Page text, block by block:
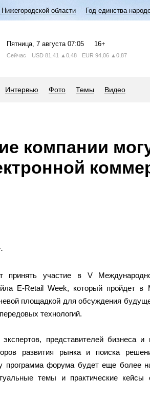
области Год единства
Пятница, 7 августа 07:05 16+
Сейчас USD 81,41 ▲0,48 EUR 94,06 ▲0,87
Интервью Фото Темы Видео
компании
принять участие в V
E-Retail Week, который пройдет
площадкой для обсуждения
технологий.
представителей бизнеса и
развития рынка и поиска
программа форума будет еще более
темы и практические кейсы